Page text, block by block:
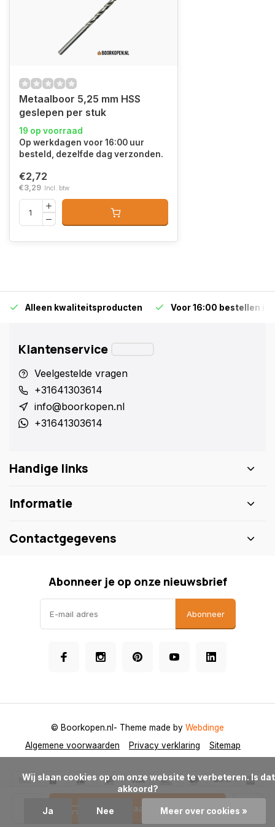
Toevoegen aan winkelwagen
Metaalboor 5,25 mm HSS
geslepen per stuk
19 op voorraad
Op werkdagen voor 16:00 uur
besteld, dezelfde dag verzonden.
€2,72
€3,29 Incl. btw
Alleen kwaliteitsproducten Voor 16:00 bestellen is
Klantenservice
Veelgestelde vragen
+31641303614
info@boorkopen.nl
+31641303614
Handige links
Informatie
Contactgegevens
Abonneer je op onze nieuwsbrief
Abonneer
Algemene voorwaarden Privacy verklaring Sitemap
© Boorkopen.nl - Theme made by Webdinge
akkoord?
Ja Nee Meer over cookies »